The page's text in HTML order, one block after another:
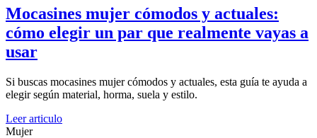
Mocasines mujer cómodos y actuales:
cómo elegir un par que realmente vayas a
usar
Si buscas mocasines mujer cómodos y actuales, esta guía te ayuda a
elegir según material, horma, suela y estilo.
Leer articulo
Mujer